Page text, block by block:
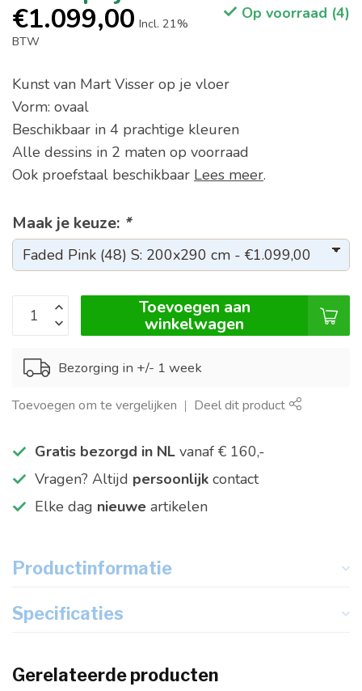
€1.099,00 Incl. 21%
BTW
Op voorraad (4)
Kunst van Mart Visser op je vloer
Vorm: ovaal
Beschikbaar in 4 prachtige kleuren
Alle dessins in 2 maten op voorraad
Ook proefstaal beschikbaar Lees meer.
Maak je keuze: *
Toevoegen aan
winkelwagen
Bezorging in +/- 1 week
Toevoegen om te vergelijken Deel dit product
Gratis bezorgd in NL vanaf € 160,-
Vragen? Altijd persoonlijk contact
Elke dag nieuwe artikelen
Productinformatie
Specificaties
Gerelateerde producten